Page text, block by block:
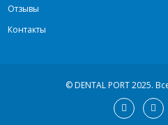
Отзывы
Контакты
© DENTAL PORT 2025.